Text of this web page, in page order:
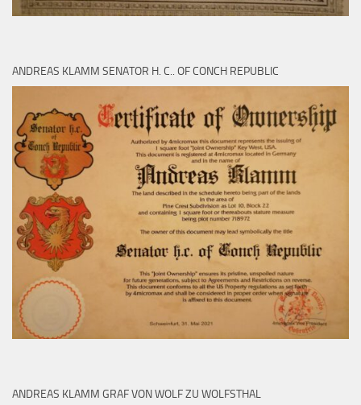
ANDREAS KLAMM SENATOR H. C.. OF CONCH REPUBLIC
ANDREAS KLAMM GRAF VON WOLF ZU WOLFSTHAL